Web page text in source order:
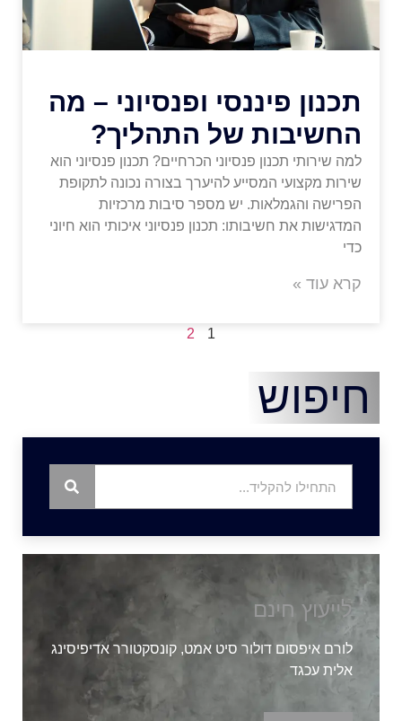
תכנון פיננסי ופנסיוני – מה
החשיבות של התהליך?
למה שירותי תכנון פנסיוני הכרחיים? תכנון פנסיוני הוא
שירות מקצועי המסייע להיערך בצורה נכונה לתקופת
הפרישה והגמלאות. יש מספר סיבות מרכזיות
המדגישות את חשיבותו: תכנון פנסיוני איכותי הוא חיוני
כדי
קרא עוד »
1
2
חיפוש
לייעוץ חינם
לורם איפסום דולור סיט אמט, קונסקטורר אדיפיסינג
אלית עכגד